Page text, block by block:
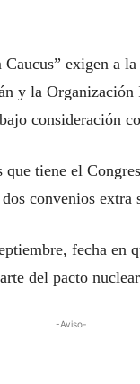
exigen a
y la
consideración
tiene el
convenios extra
fecha en
del pacto
-Aviso-